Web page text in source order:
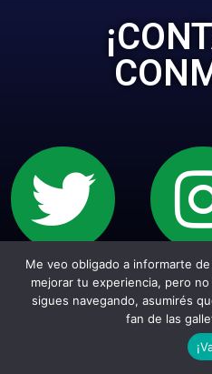
Sitio web creado con
Me veo obligado a informarte
mejorar tu experiencia, pero
sigues navegando, asumirés
fan de las